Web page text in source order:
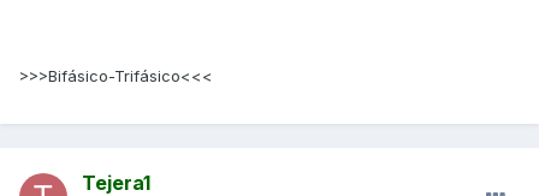
>>>Bifásico-Trifásico<<<
Tejera1